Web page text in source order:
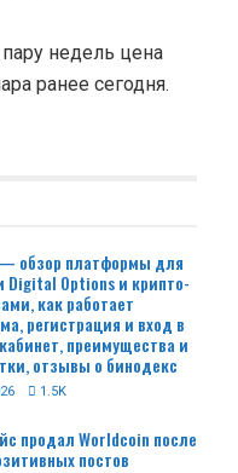
недель цена
ранее сегодня.
обзор платформы для
Digital Options и крипто-
как работает
регистрация и вход в
преимущества и
отзывы о бинодекс
1.5K
продал Worldcoin после
постов